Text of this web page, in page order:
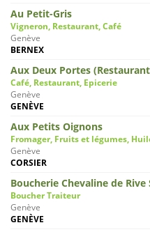
Au Petit-Gris
Vigneron, Restaurant, Café
Genève
BERNEX
Aux Deux Portes
Café, Restaurant, Epicerie
Genève
GENÈVE
Aux Petits Oignons
Fromager, Fruits et légumes,
Genève
CORSIER
Boucherie Chevaline de Rive
Boucher Traiteur
Genève
GENÈVE